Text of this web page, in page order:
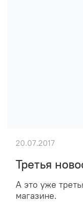
Третья
А это уже
магазине.
20.07.2017